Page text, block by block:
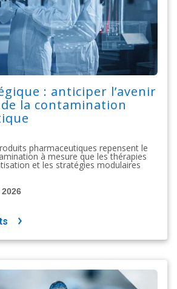
: anticiper l’avenir
la contamination
pharmaceutiques repensent le
à mesure que les thérapies
et les stratégies modulaires